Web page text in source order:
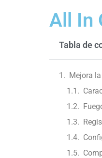
All In
Tabla de
Mejora